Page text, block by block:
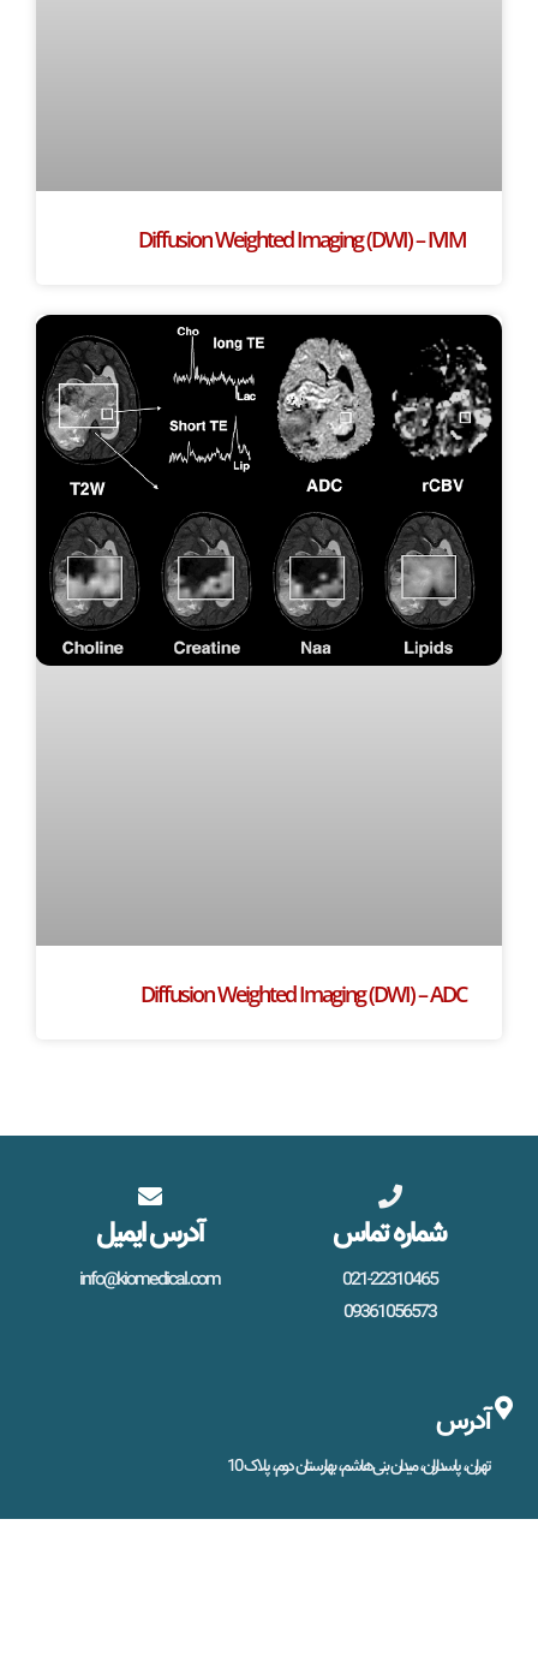
Diffusion Weighted Imaging (DWI) – IVIM
Diffusion Weighted Imaging (DWI) – ADC
شماره تماس
021-22310465
09361056573
آدرس ایمیل
info@kiomedical.com
آدرس
تهران، پاسداران، میدان بنی‌هاشم، بهارستان دوم، پلاک 10